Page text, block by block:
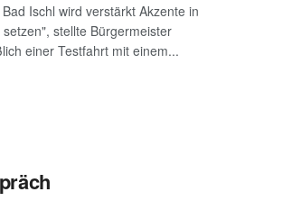
Ischl wird verstärkt Akzente in
stellte Bürgermeister
einer Testfahrt mit einem...